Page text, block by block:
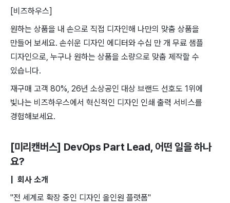
[비즈하우스]
원하는 상품을 내 손으로 직접 디자인해 나만의 맞춤 상품을
만들어 보세요. 손쉬운 디자인 에디터와 수십 만 개 무료 샘플
디자인으로, 누구나 원하는 상품을 소량으로 맞춤 제작할 수
있습니다.
재구매 고객 80%, 26년 소상공인 대상 브랜드 선호도 1위에
빛나는 비즈하우스에서 혁신적인 디자인 인쇄 출력 서비스를
경험해보세요.
[미리캔버스] DevOps Part Lead, 어떤 일을 하나
요?
| 회사 소개
"전 세계로 확장 중인 디자인 올인원 플랫폼"